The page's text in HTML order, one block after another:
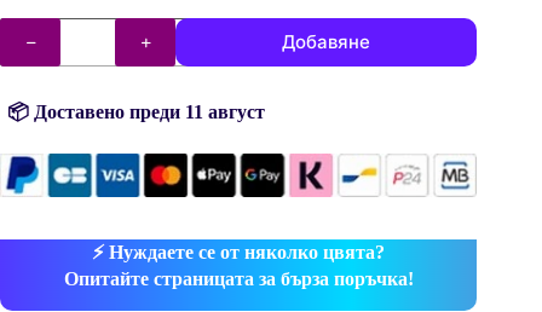
количество
DMC
(мъниста)
611
Добавяне
📦 Доставено преди 11 август
⚡ Нуждаете се от няколко цвята?
Опитайте страницата за бърза поръчка!